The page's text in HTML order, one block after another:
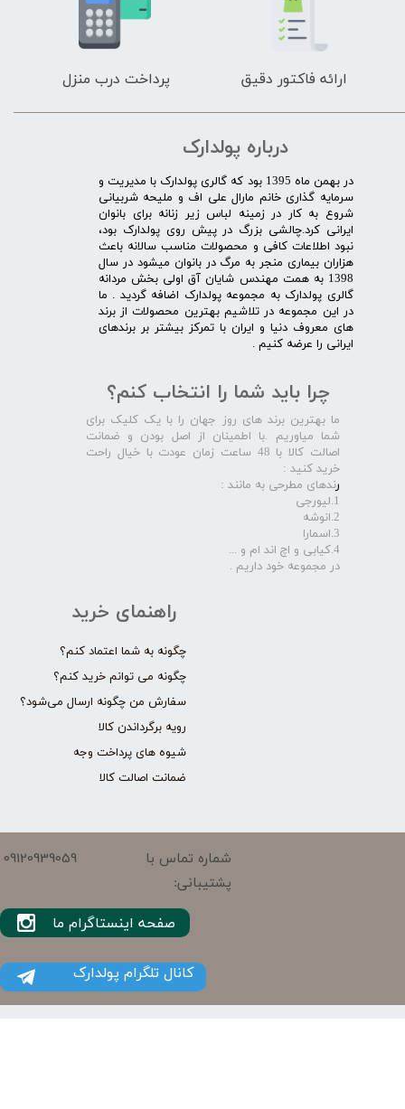
ارائه فاکتور دقیق پرداخت درب منزل
درباره پولدارک
در بهمن ماه 1395 بود که گالری پولدارک با مدیریت و
سرمایه گذاری خانم مارال علی اف و ملیحه شربیانی
شروع به کار در زمینه لباس زیر زنانه برای بانوان
ایرانی کرد.چالشی بزرگ در پیش روی پولدارک بود،
نبود اطلاعات کافی و محصولات مناسب سالانه باعث
هزاران بیماری منجر به مرگ در بانوان میشود در سال
1398 به همت مهندس شایان آق اولی بخش مردانه
گالری پولدارک به مجموعه پولدارک اضافه گردید . ما
در این مجموعه در تلاشیم بهترین محصولات از برند
های معروف دنیا و ایران با تمرکز بیشتر بر برندهای
ایرانی را عرضه کنیم .​​​​​​​
راهنمای خرید
چگونه به شما اعتماد کنم؟
چگونه می توانم خرید کنم؟
سفارش من چگونه ارسال می‌شود؟
رویه برگرداندن کالا
شیوه های پرداخت وجه
ضمانت اصالت کالا
چرا باید شما را انتخاب کنم؟
ما بهترین برند های روز جهان را با یک کلیک برای
شما میاوریم .با اطمینان از اصل بودن و ضمانت
اصالت کالا با 48 ساعت زمان عودت با خیال راحت
خرید کنید :
رندهای مطرحی به مانند :
1.لیورجی
2.انوشه
3.اسمارا
4.کیابی و اچ اند ام و ...
در مجموعه خود داریم .​​​​​​​
شماره تماس با
پشتیبانی:
09120939059
کانال تلگرام پولدارک
صفحه اینستاگرام ما